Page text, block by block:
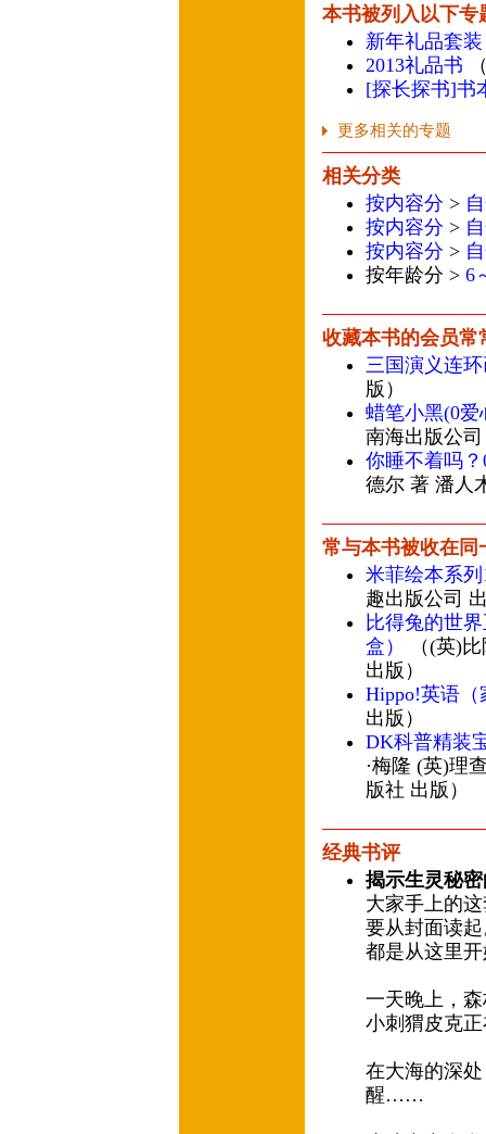
本书被列入以下专
新年礼品套装
2013礼品书
[探长探书]书
更多相关的专题
相关分类
按内容分 >
按内容分 >
按内容分 >
按年龄分 > 6
收藏本书的会员常
三国演义连
版）
蜡笔小黑(0
南海出版公
你睡不着吗
德尔 著 潘人
常与本书被收在同
米菲绘本系列
趣出版公司
比得兔的世
盒）
（(英)
出版）
Hippo!英语（
出版）
DK科普精装
·梅隆 (英)理
版社 出版）
经典书评
揭示生灵秘
大家手上的
要从封面读
都是从这里
一天晚上，
小刺猬皮克
在大海的深
醒……